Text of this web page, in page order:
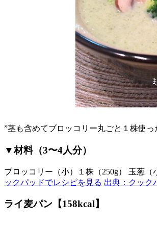
”茎も含めてブロッコリー丸ごと１株使
▼材料（3〜4人分）
ブロッコリー（小）１株（250g） 玉葱
ックパッドでレシピを見る 出典：クック
ライ麦パン【158kcal】